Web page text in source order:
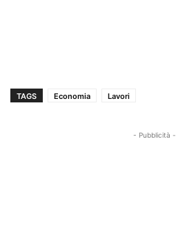
TAGS Economia Lavori
- Pubblicità -